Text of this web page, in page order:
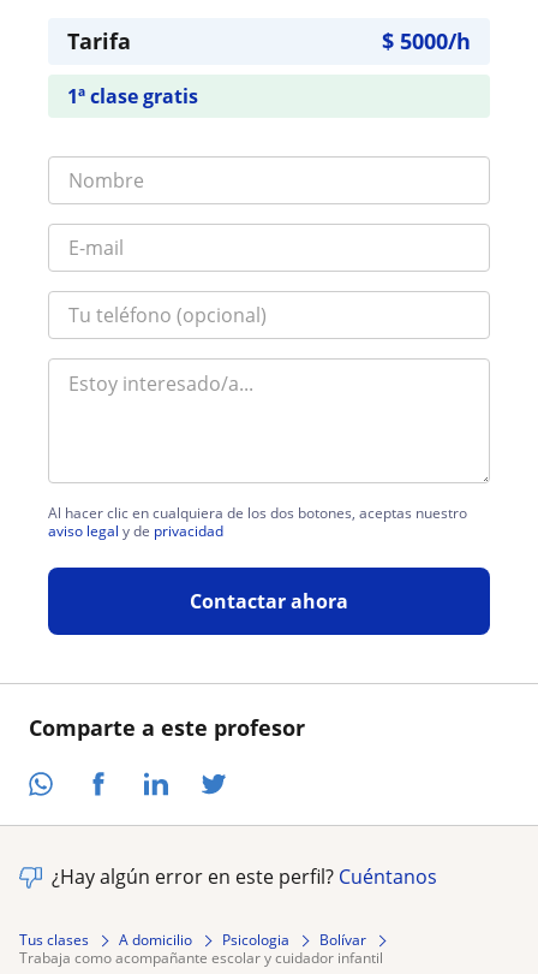
Comparte a este profesor
Tarifa $ 5000/h
1ª clase gratis
Al hacer clic en cualquiera de los dos botones, aceptas nuestro
aviso legal y de privacidad
Contactar ahora
¿Hay algún error en este perfil? Cuéntanos
Tus clases A domicilio Psicologia
Bolívar
trabaja como acompañante escolar y cuidador infantil